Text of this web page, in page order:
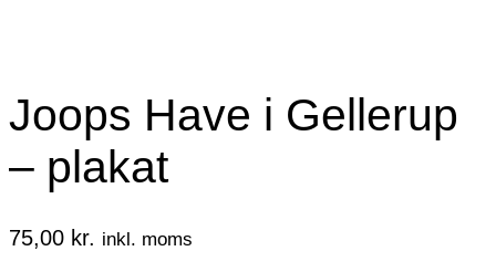
Joops Have i Gellerup
– plakat
75,00 kr. inkl. moms